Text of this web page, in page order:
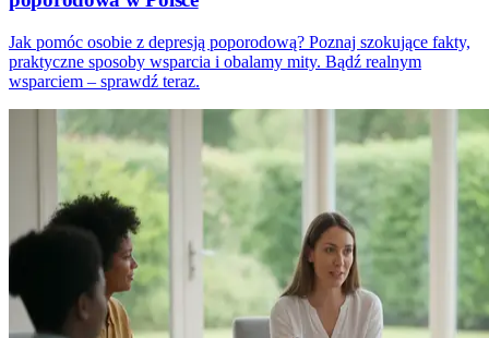
Jak pomóc osobie z depresją poporodową? Poznaj szokujące fakty,
praktyczne sposoby wsparcia i obalamy mity. Bądź realnym
wsparciem – sprawdź teraz.